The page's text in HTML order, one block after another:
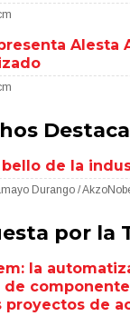
Alesta
bello de la
Durango /
por la
la
de
proyectos de